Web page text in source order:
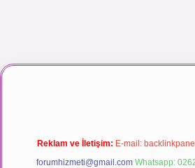
maç izle
Reklam ve İletişim: E-mail:
forumhizmeti@gmail.com Whatsapp: